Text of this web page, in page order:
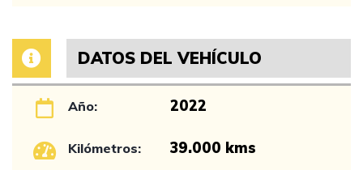
DATOS DEL VEHÍCULO
Año: 2022
Kilómetros: 39.000 kms